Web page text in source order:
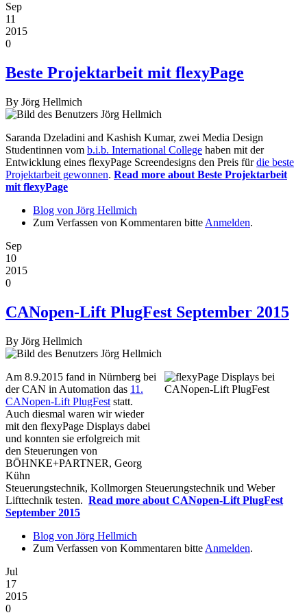
Sep
11
2015
0
Beste Projektarbeit mit flexyPage
By Jörg Hellmich
Saranda Dzeladini and Kashish Kumar, zwei Media Design
Studentinnen vom b.i.b. International College haben mit der
Entwicklung eines flexyPage Screendesigns den Preis fürdie beste
Projektarbeit gewonnen. Read more about Beste Projektarbeit
mit flexyPage
Blog von Jörg Hellmich
Zum Verfassen von Kommentaren bitte Anmelden.
Sep
10
2015
0
CANopen-Lift PlugFest September 2015
By Jörg Hellmich
Am 8.9.2015 fand in Nürnberg bei
der CAN in Automation das 11.
CANopen-Lift PlugFest statt.
Auch diesmal waren wir wieder
mit den flexyPage Displays dabei
und konnten sie erfolgreich mit
den Steuerungen von
BÖHNKE+PARTNER, Georg
Kühn
Steuerungstechnik, Kollmorgen Steuerungstechnik und Weber
Lifttechnik testen. Read more about CANopen-Lift PlugFest
September 2015
Blog von Jörg Hellmich
Zum Verfassen von Kommentaren bitte Anmelden.
Jul
17
2015
0